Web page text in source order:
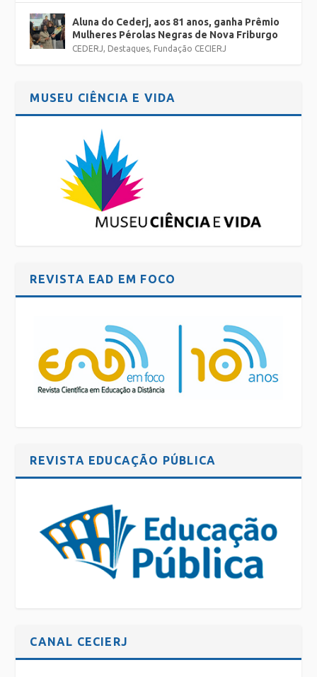
Aluna do Cederj, aos 81 anos, ganha Prêmio
Mulheres Pérolas Negras de Nova Friburgo
CEDERJ, Destaques, Fundação CECIERJ
MUSEU CIÊNCIA E VIDA
REVISTA EAD EM FOCO
REVISTA EDUCAÇÃO PÚBLICA
CANAL CECIERJ